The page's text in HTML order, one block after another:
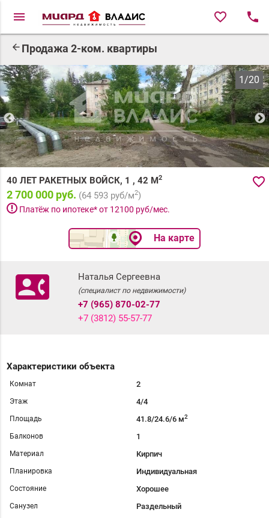
menu favorite_border local_phone
arrow_back Продажа 2-ком. квартиры
1/20
favorite_border
40 ЛЕТ РАКЕТНЫХ ВОЙСК, 1 , 42 М2
2 700 000 руб. (64 593руб/м2)
priority_highПлатёж по ипотеке* от 12100 руб/мес.
На карте
contact_phone Наталья Сергеевна
(специалист по недвижимости)
+7 (965) 870-02-77
+7 (3812) 55-57-77
Характеристики объекта
Комнат 2
Этаж 4/4
Площадь 41.8/24.6/6 м2
Балконов 1
Материал Кирпич
Планировка Индивидуальная
Состояние Хорошее
Санузел Раздельный